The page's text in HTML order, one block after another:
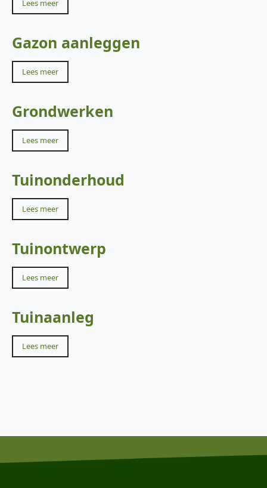
Lees meer
Gazon aanleggen
Lees meer
Grondwerken
Lees meer
Tuinonderhoud
Lees meer
Tuinontwerp
Lees meer
Tuinaanleg
Lees meer